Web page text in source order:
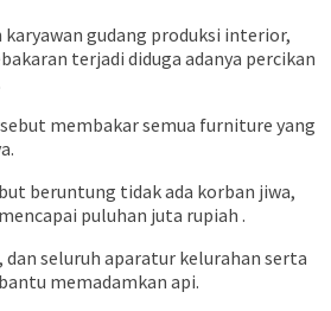
gudang produksi interior,
terjadi diduga adanya percikan
membakar semua furniture yang
beruntung tidak ada korban jiwa,
puluhan juta rupiah .
dan seluruh aparatur kelurahan serta
memadamkan api.